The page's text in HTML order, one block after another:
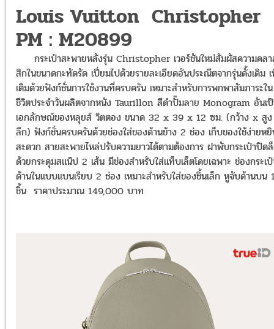
Louis Vuitton Christopher
PM : M20899
กระเป๋าสะพายหลังรุ่น Christopher เวอร์ชันใหม่สัมผัสความคล
สิกในขนาดกะทัดรัด เปี่ยมไปด้วยรายละเอียดอันประณีตจากรุ่นดั้งเดิม
เติมด้วยฟังก์ชั่นการใช้งานที่ครบครัน เหมาะสำหรับการพกพาสัมภาระใน
ชีวิตประจำวันผลิตจากหนัง Taurillon สีดำปั๊มลาย Monogram อันเ
เอกลักษณ์ของหลุยส์ วิตตอง ขนาด 32 x 39 x 12 ซม. (กว้าง x สู
ลึก) ฟังก์ชั่นครบครันด้วยช่องใส่ของด้านข้าง 2 ช่อง เก็บของใช้ง่ายห
สะดวก สายสะพายไหล่ปรับความยาวได้ตามต้องการ ฝาพับกระเป๋าปิด
ด้วยกระดุมสแน๊ป 2 เส้น มีช่องสำหรับใส่แท็บเล็ตโดยเฉพาะ ช่องกระเ
ด้านในแบบแบนเรียบ 2 ช่อง เหมาะสำหรับใส่ของชิ้นเล็ก หูจับด้านบน
ชิ้น ราคาประมาณ 149,000 บาท